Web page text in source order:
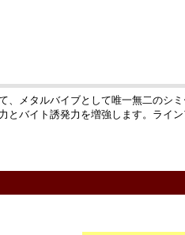
、メタルバイブとして唯一無二のシ
バイト誘発力を増強します。ライン